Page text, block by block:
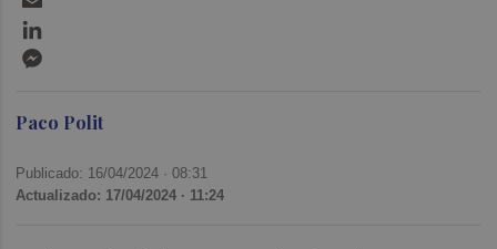
Paco Polit
Publicado: 16/04/2024 ·08:31
Actualizado: 17/04/2024 · 11:24